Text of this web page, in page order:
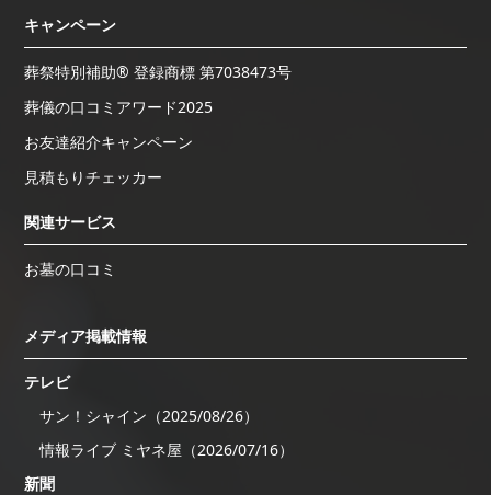
キャンペーン
葬祭特別補助® 登録商標 第7038473号
葬儀の口コミアワード2025
お友達紹介キャンペーン
見積もりチェッカー
関連サービス
お墓の口コミ
メディア掲載情報
テレビ
サン！シャイン（2025/08/26）
情報ライブ ミヤネ屋（2026/07/16）
新聞